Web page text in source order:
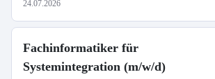
24.07.2026
Fachinformatiker für
Systemintegration (m/w/d)